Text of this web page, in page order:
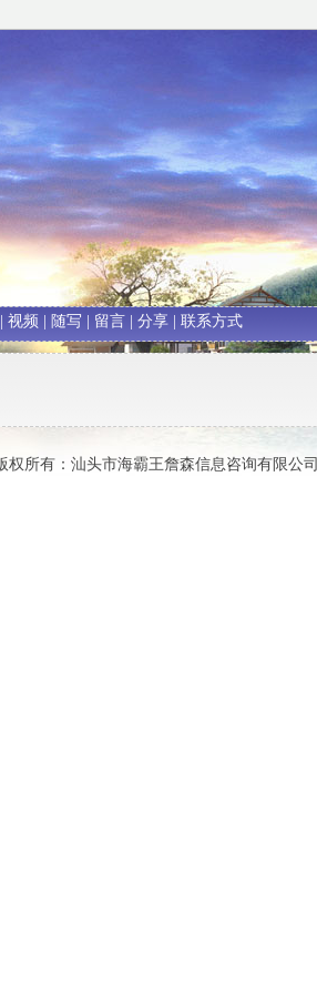
视频 随写 留言| 分享| 联系方式
权所有：汕头市海霸王詹森信息咨询有限公司